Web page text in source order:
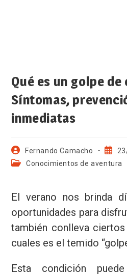
Qué es un golpe de
Síntomas,
inmediatas
Fernando Camacho
Conocimientos de aventura
El verano nos brinda
oportunidades para
también conlleva
cuales es el temido
Esta condición